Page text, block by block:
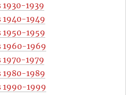
1930-1939
1940-1949
1950-1959
1960-1969
1970-1979
1980-1989
1990-1999